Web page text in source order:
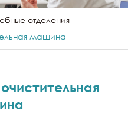
отделения
машина